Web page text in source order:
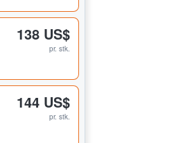
138 US$
pr. stk.
144 US$
pr. stk.